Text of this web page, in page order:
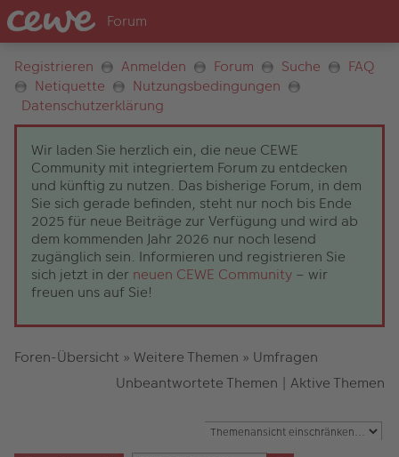
Registrieren Anmelden Forum Suche
FAQ
Netiquette
Nutzungsbedingungen
Datenschutzerklärung
Wir laden Sie herzlich ein, die neue CEWE
Community mit integriertem Forum zu entdecken
und künftig zu nutzen. Das bisherige Forum, in dem
Sie sich gerade befinden, steht nur noch bis Ende
2025 für neue Beiträge zur Verfügung und wird ab
dem kommenden Jahr 2026 nur noch lesend
zugänglich sein. Informieren und registrieren Sie
sich jetzt in der neuen CEWE Community – wir
freuen uns auf Sie!
Foren-Übersicht » Weitere Themen » Umfragen
Unbeantwortete Themen | Aktive Themen